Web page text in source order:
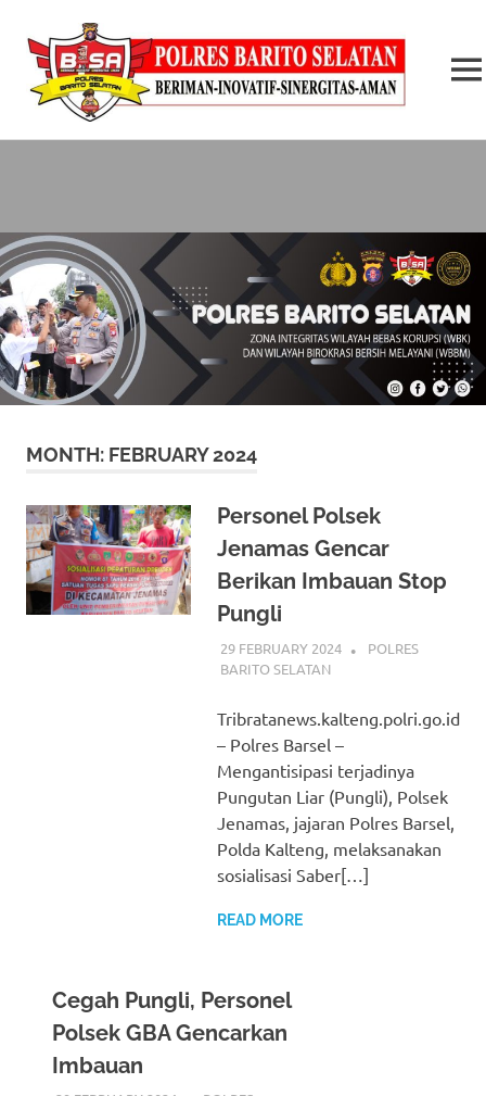
Skip
to
content
MONTH: FEBRUARY 2024
Personel Polsek
Jenamas Gencar
Berikan Imbauan Stop
Pungli
29 FEBRUARY 2024
POLRES
BARITO SELATAN
Tribratanews.kalteng.polri.go.id
– Polres Barsel –
Mengantisipasi terjadinya
Pungutan Liar (Pungli), Polsek
Jenamas, jajaran Polres Barsel,
Polda Kalteng, melaksanakan
sosialisasi Saber[…]
READ MORE
Cegah Pungli, Personel
Polsek GBA Gencarkan
Imbauan